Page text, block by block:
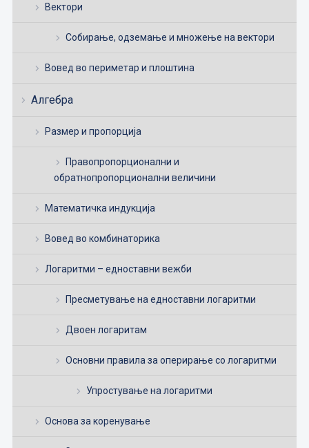
Вектори
Собирање, одземање и множење на вектори
Вовед во периметар и плоштина
Алгебра
Размер и пропорција
Правопропорционални и
обратнопропорционални величини
Математичка индукција
Вовед во комбинаторика
Логаритми – едноставни вежби
Пресметување на едноставни логаритми
Двоен логаритам
Основни правила за оперирање со логаритми
Упростување на логаритми
Основа за коренување